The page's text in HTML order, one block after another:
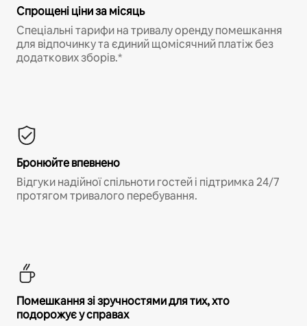
Спрощені ціни за місяць
Спеціальні тарифи на тривалу оренду помешкання
для відпочинку та єдиний щомісячний платіж без
додаткових зборів.*
Бронюйте впевнено
Відгуки надійної спільноти гостей і підтримка 24/7
протягом тривалого перебування.
Помешкання зі зручностями для тих, хто
подорожує у справах